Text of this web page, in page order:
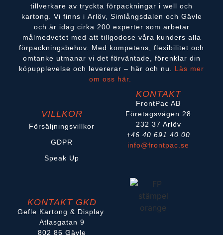
tillverkare av tryckta förpackningar i well och
kartong. Vi finns i Arlöv, Simlångsdalen och Gävle
och är idag cirka 200 experter som arbetar
målmedvetet med att tillgodose våra kunders alla
förpackningsbehov. Med kompetens, flexibilitet och
omtanke utmanar vi det förväntade, förenklar din
köpupplevelse och levererar – här och nu. Läs mer
om oss här.
VILLKOR
Försäljningsvillkor
GDPR
Speak Up
KONTAKT
FrontPac AB
Företagsvägen 28
232 37 Arlöv
+46 40 691 40 00
info@frontpac.se
KONTAKT GKD
Gefle Kartong & Display
Atlasgatan 9
802 86 Gävle